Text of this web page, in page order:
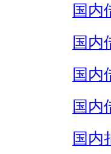
国内
国内
国内
国内
国内